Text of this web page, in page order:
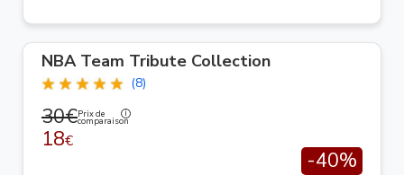
NBA Team Tribute Collection
(8)
30€Prix de
comparaison
18€
-40%